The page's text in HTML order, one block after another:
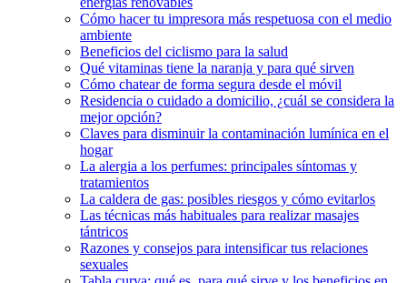
Cómo hacer tu impresora más respetuosa con el medio
ambiente
Beneficios del ciclismo para la salud
Qué vitaminas tiene la naranja y para qué sirven
Cómo chatear de forma segura desde el móvil
Residencia o cuidado a domicilio, ¿cuál se considera la
mejor opción?
Claves para disminuir la contaminación lumínica en el
hogar
La alergia a los perfumes: principales síntomas y
tratamientos
La caldera de gas: posibles riesgos y cómo evitarlos
Las técnicas más habituales para realizar masajes
tántricos
Razones y consejos para intensificar tus relaciones
sexuales